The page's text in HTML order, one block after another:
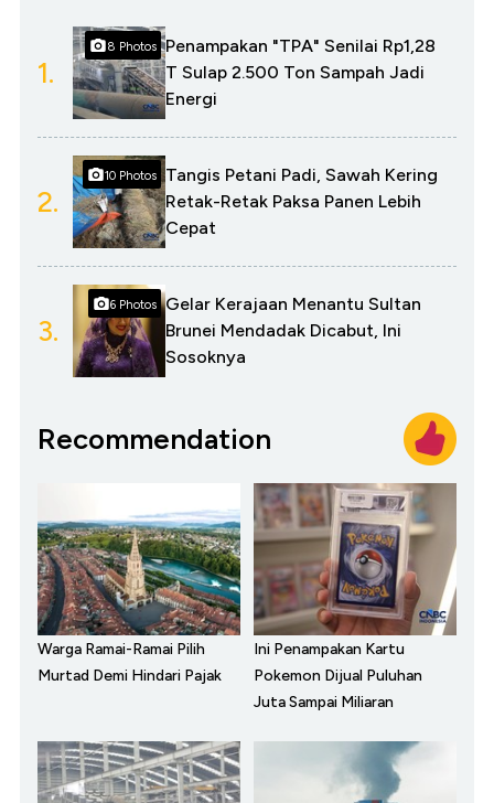
1.
8 Photos
Penampakan "TPA" Senilai Rp1,28
T Sulap 2.500 Ton Sampah Jadi
Energi
2.
10 Photos
Tangis Petani Padi, Sawah Kering
Retak-Retak Paksa Panen Lebih
Cepat
3.
6 Photos
Gelar Kerajaan Menantu Sultan
Brunei Mendadak Dicabut, Ini
Sosoknya
Recommendation
Warga Ramai-Ramai Pilih
Murtad Demi Hindari Pajak
Ini Penampakan Kartu
Pokemon Dijual Puluhan
Juta Sampai Miliaran